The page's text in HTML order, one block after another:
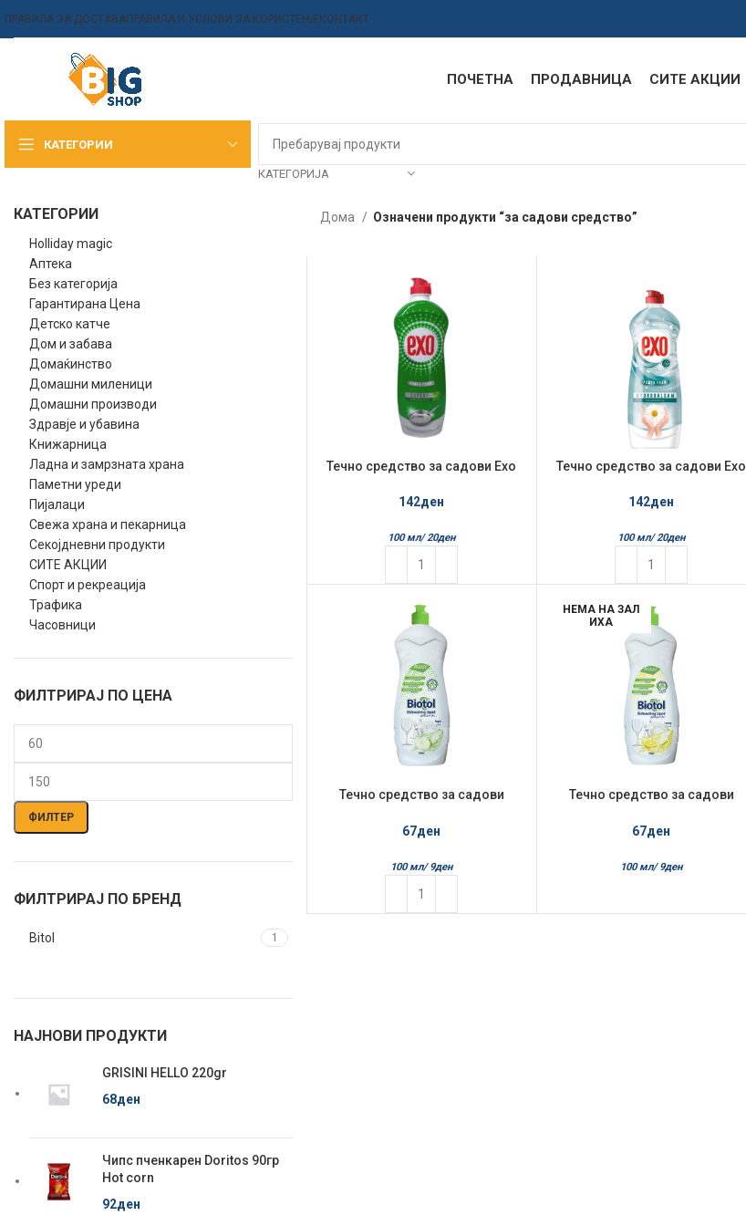
ПРАВИЛА ЗА ДОСТАВАПРАВИЛА И УСЛОВИ ЗА КОРИСТЕЊЕКОНТАКТ
ПОЧЕТНА ПРОДАВНИЦА СИТЕ АКЦИИ
КАТЕГОРИИ
КАТЕГОРИЈА
КАТЕГОРИИ
Holliday magic
Аптека
Без категорија
Гарантирана Цена
Детско катче
Дом и забава
Домаќинство
Домашни миленици
Домашни производи
Здравје и убавина
Книжарница
Ладна и замрзната храна
Паметни уреди
Пијалаци
Свежа храна и пекарница
Секојдневни продукти
СИТЕ АКЦИИ
Спорт и рекреација
Трафика
Часовници
ФИЛТРИРАЈ ПО ЦЕНА
Мин.
цена
Макс.
цена
ФИЛТЕР
ФИЛТРИРАЈ ПО БРЕНД
Bitol 1
НАЈНОВИ ПРОДУКТИ
GRISINI HELLO 220gr
68ден
Чипс пченкарен Doritos 90гр
Hot corn
92ден
Дома Означени продукти “за садови средство”
Течно средство за садови Exo
142ден
100 мл/ 20ден
Течно средство за садови Exo
142ден
100 мл/ 20ден
Течно средство за садови
67ден
100 мл/ 9ден
НЕМА НА ЗАЛ
ИХА
Течно средство за садови
67ден
100 мл/ 9ден